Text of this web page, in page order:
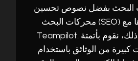
البحث بفضل نصوص تحسين
محركات البحث (SEO) التي أنشأناها مع
Teampilot. بالإضافة إلى ذلك، نقوم بأتمتة
كبيرة من الوثائق باستخدام